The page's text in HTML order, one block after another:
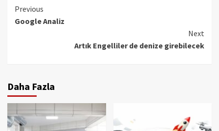
Continue
Reading
Previous
Google Analiz
Next
Artık Engelliler de denize girebilecek
Daha Fazla